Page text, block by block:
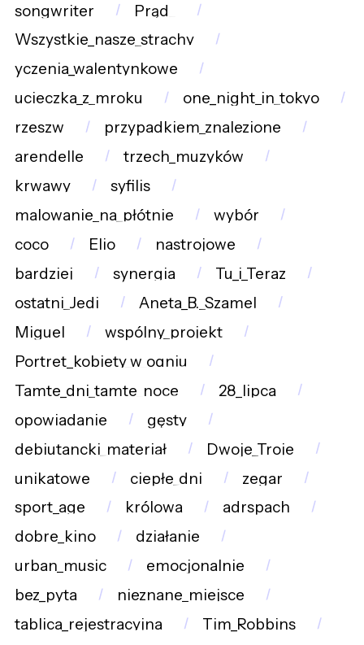
songwriter
Prąd_
Wszystkie_nasze_strachy
yczenia_walentynkowe
ucieczka_z_mroku
one_night_in_tokyo
rzeszw
przypadkiem_znalezione
arendelle
trzech_muzyków
krwawy
syfilis
malowanie_na_płótnie
wybór
coco
Elio
nastrojowe
bardziej
synergia
Tu_i_Teraz
ostatni_Jedi
Aneta_B._Szamel
Miguel
wspólny_projekt
Portret_kobiety_w_ogniu
Tamte_dni_tamte_noce
28_lipca
opowiadanie
gęsty
debiutancki_materiał
Dwoje_Troje
unikatowe
ciepłe_dni
zegar
sport_age
królowa
adrspach
dobre_kino
działanie
urban_music
emocjonalnie
bez_pyta
nieznane_miejsce
tablica_rejestracyjna
Tim_Robbins